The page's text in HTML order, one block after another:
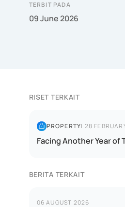
TERBIT PADA
09 June 2026
RISET TERKAIT
PROPERTY| 28
Facing Another Year of
BERITA TERKAIT
06 AUGUST 2026